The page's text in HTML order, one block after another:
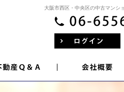
大阪市西区・中央区の中古マンシ